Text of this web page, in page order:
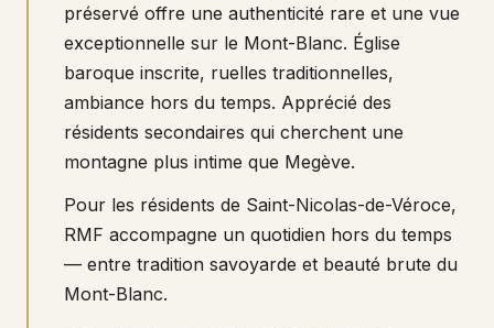
préservé offre une authenticité rare et une vue
exceptionnelle sur le Mont-Blanc. Église
baroque inscrite, ruelles traditionnelles,
ambiance hors du temps. Apprécié des
résidents secondaires qui cherchent une
montagne plus intime que Megève.
Pour les résidents de Saint-Nicolas-de-Véroce,
RMF accompagne un quotidien hors du temps
— entre tradition savoyarde et beauté brute du
Mont-Blanc.